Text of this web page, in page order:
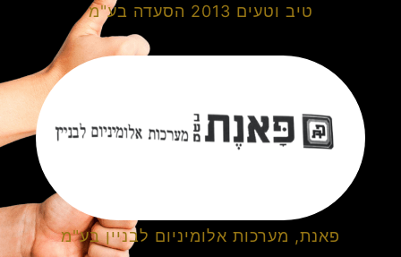
טיב וטעים 2013 הסעדה בע"מ
פאנת, מערכות אלומיניום לבניין בע"מ